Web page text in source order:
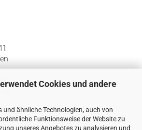
Cookies und andere
und ähnliche Technologien, auch von
Funktionsweise der Website zu
unseres Angebotes zu analysieren und